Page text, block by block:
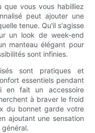
vous vous habilliez
peut ajouter une
tenue. Qu'il s'agisse
un look de week-end
manteau élégant pour
sont infinies.
sont pratiques et
essentiels pendant
en fait un accessoire
à braver le froid
du bonnet garde votre
ajoutant une sensation